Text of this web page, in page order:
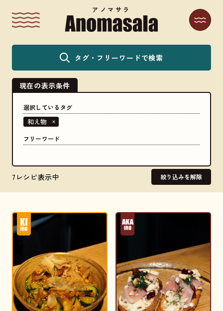
アノマサラ
現在の表示条件
選択しているタグ
和え物
フリーワード
7レシピ表示中 絞り込みを解除
タグ・フリーワードで検索